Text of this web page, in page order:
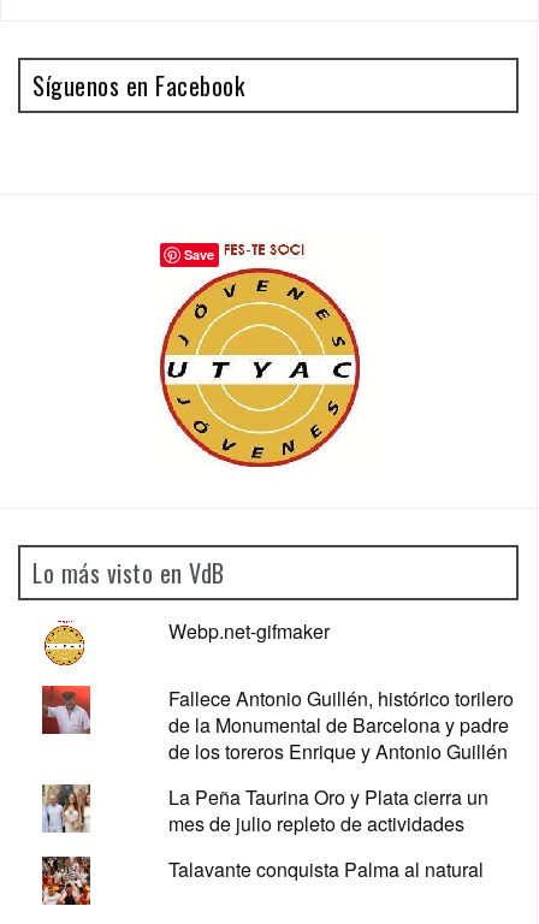
Síguenos en Facebook
Lo más visto en VdB
Webp.net-gifmaker
Fallece Antonio Guillén, histórico torilero
de la Monumental de Barcelona y padre
de los toreros Enrique y Antonio Guillén
La Peña Taurina Oro y Plata cierra un
mes de julio repleto de actividades
Talavante conquista Palma al natural
Save